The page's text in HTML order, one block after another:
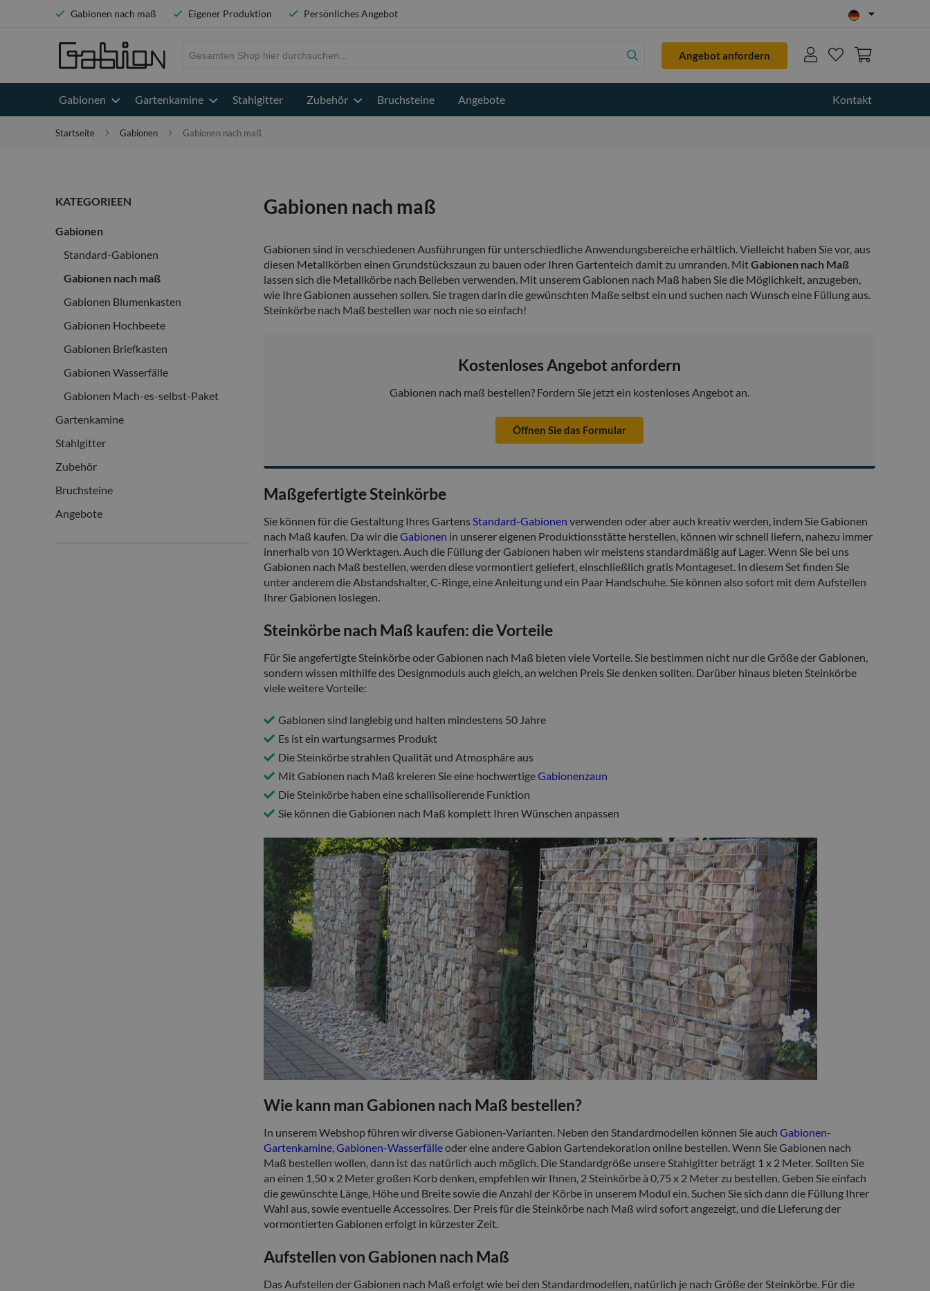
Gabionen nach maß Eigener Produktion Persönliches Angebot
Angebot anfordern
Gabionen Gartenkamine Stahlgitter Zubehör Bruchsteine Angebote Kontakt
Startseite Gabionen Gabionen nach maß
Gabionen nach maß
Gabionen sind in verschiedenen Ausführungen für unterschiedliche Anwendungsbereiche erhältlich. Vielleicht haben Sie vor, aus
diesen Metallkörben einen Grundstückszaun zu bauen oder Ihren Gartenteich damit zu umranden. MitGabionen nach Maß
lassen sich die Metallkörbe nach Belieben verwenden. Mit unserem Gabionen nach Maß haben Sie die Möglichkeit, anzugeben,
wie Ihre Gabionen aussehen sollen. Sie tragen darin die gewünschten Maße selbst ein und suchen nach Wunsch eine Füllung aus.
Steinkörbe nach Maß bestellen war noch nie so einfach!
Kostenloses Angebot anfordern
Gabionen nach maß bestellen? Fordern Sie jetzt ein kostenloses Angebot an.
Öffnen Sie das Formular
Maßgefertigte Steinkörbe
Sie können für die Gestaltung Ihres Gartens Standard-Gabionen verwenden oder aber auch kreativ werden, indem Sie Gabionen
nach Maß kaufen. Da wir dieGabionen in unserer eigenen Produktionsstätte herstellen, können wir schnell liefern, nahezu immer
innerhalb von 10 Werktagen. Auch die Füllung der Gabionen haben wir meistens standardmäßig auf Lager. Wenn Sie bei uns
Gabionen nach Maß bestellen, werden diese vormontiert geliefert, einschließlich gratis Montageset. In diesem Set finden Sie
unter anderem die Abstandshalter, C-Ringe, eine Anleitung und ein Paar Handschuhe. Sie können also sofort mit dem Aufstellen
Ihrer Gabionen loslegen.
Steinkörbe nach Maß kaufen: die Vorteile
Für Sie angefertigte Steinkörbe oder Gabionen nach Maß bieten viele Vorteile. Sie bestimmen nicht nur die Größe der Gabionen,
sondern wissen mithilfe des Designmoduls auch gleich, an welchen Preis Sie denken sollten. Darüber hinaus bieten Steinkörbe
viele weitere Vorteile:
Gabionen sind langlebig und halten mindestens 50 Jahre
Es ist ein wartungsarmes Produkt
Die Steinkörbe strahlen Qualität und Atmosphäre aus
Mit Gabionen nach Maß kreieren Sie eine hochwertigeGabionenzaun
Die Steinkörbe haben eine schallisolierende Funktion
Sie können die Gabionen nach Maß komplett Ihren Wünschen anpassen
Wie kann man Gabionen nach Maß bestellen?
In unserem Webshop führen wir diverse Gabionen-Varianten. Neben den Standardmodellen können Sie auch Gabionen-
Gartenkamine,Gabionen-Wasserfälleoder eine andere Gabion Gartendekoration online bestellen. Wenn Sie Gabionen nach
Maß bestellen wollen, dann ist das natürlich auch möglich. Die Standardgröße unsere Stahlgitter beträgt 1 x 2 Meter. Sollten Sie
an einen 1,50 x 2 Meter großen Korb denken, empfehlen wir Ihnen, 2 Steinkörbe à 0,75 x 2 Meter zu bestellen. Geben Sie einfach
die gewünschte Länge, Höhe und Breite sowie die Anzahl der Körbe in unserem Modul ein. Suchen Sie sich dann die Füllung Ihrer
Wahl aus, sowie eventuelle Accessoires. Der Preis für die Steinkörbe nach Maß wird sofort angezeigt, und die Lieferung der
vormontierten Gabionen erfolgt in kürzester Zeit.
Aufstellen von Gabionen nach Maß
Das Aufstellen der Gabionen nach Maß erfolgt wie bei den Standardmodellen, natürlich je nach Größe der Steinkörbe. Für die
KATEGORIEEN
Gabionen
Standard-Gabionen
Gabionen nach maß
Gabionen Blumenkasten
Gabionen Hochbeete
Gabionen Briefkasten
Gabionen Wasserfälle
Gabionen Mach-es-selbst-Paket
Gartenkamine
Stahlgitter
Zubehör
Bruchsteine
Angebote